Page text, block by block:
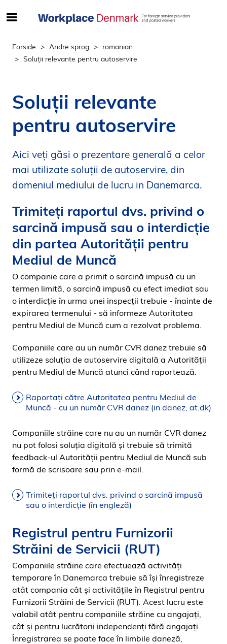
e
r
n
h
l
d
å
s
i
d
e
n
Forside Andre sprog
romanian
Soluții relevante pentru autoservire
Soluții relevante
pentru autoservire
Aici veți găsi o prezentare generală a celor
mai utilizate soluții de autoservire, din
domeniul mediului de lucru in Danemarca.
Trimiteți raportul dvs. privind o
sarcină impusă sau o interdicție
din partea Autorității pentru
Mediul de Muncă
O companie care a primit o sarcină impusă cu un
termen limită, o sarcină impusă cu efect imediat sau
o interdicție în urma unei inspecții trebuie - înainte de
expirarea termenului - să informeze Autoritatea
pentru Mediul de Muncă cum a rezolvat problema.
Companiile care au un număr CVR danez trebuie să
utilizeze soluția de autoservire digitală a Autorității
pentru Mediul de Muncă atunci când raportează.
Raportați către Autoritatea pentru Mediul de
Muncă - cu un număr CVR danez (in danez, at.dk)
Companiile străine care nu au un număr CVR danez
nu pot folosi soluția digitală și trebuie să trimită
feedback-ul Autorității pentru Mediul de Muncă sub
formă de scrisoare sau prin e-mail.
Trimiteți raportul dvs. privind o sarcină impusă
sau o interdicție (în engleză)
Registrul pentru Furnizorii
Străini de Servicii (RUT)
Companiile străine care efectuează activităţi
temporare în Danemarca trebuie să îşi înregistreze
atât compania cât şi activităţile în Registrul pentru
Furnizorii Străini de Servicii (RUT). Acest lucru este
valabil atât pentru companiile străine cu angajați,
cât şi pentru lucrătorii independenţi fără angajați.
Înregistrarea se poate face în limbile daneză,